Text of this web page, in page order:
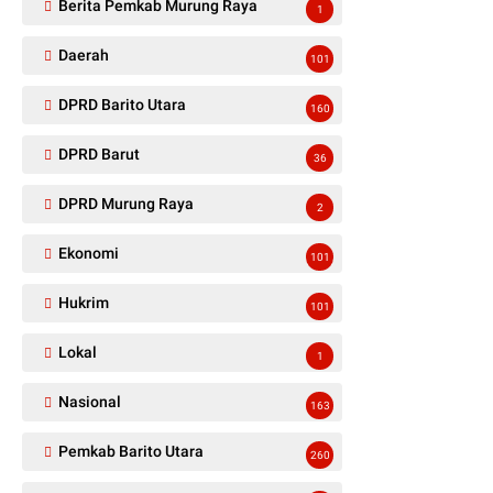
Berita Pemkab Murung Raya 1
Daerah 101
DPRD Barito Utara 160
DPRD Barut 36
DPRD Murung Raya 2
Ekonomi 101
Hukrim 101
Lokal 1
Nasional 163
Pemkab Barito Utara 260